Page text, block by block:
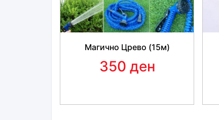
Магично Црево (15м)
350 ден